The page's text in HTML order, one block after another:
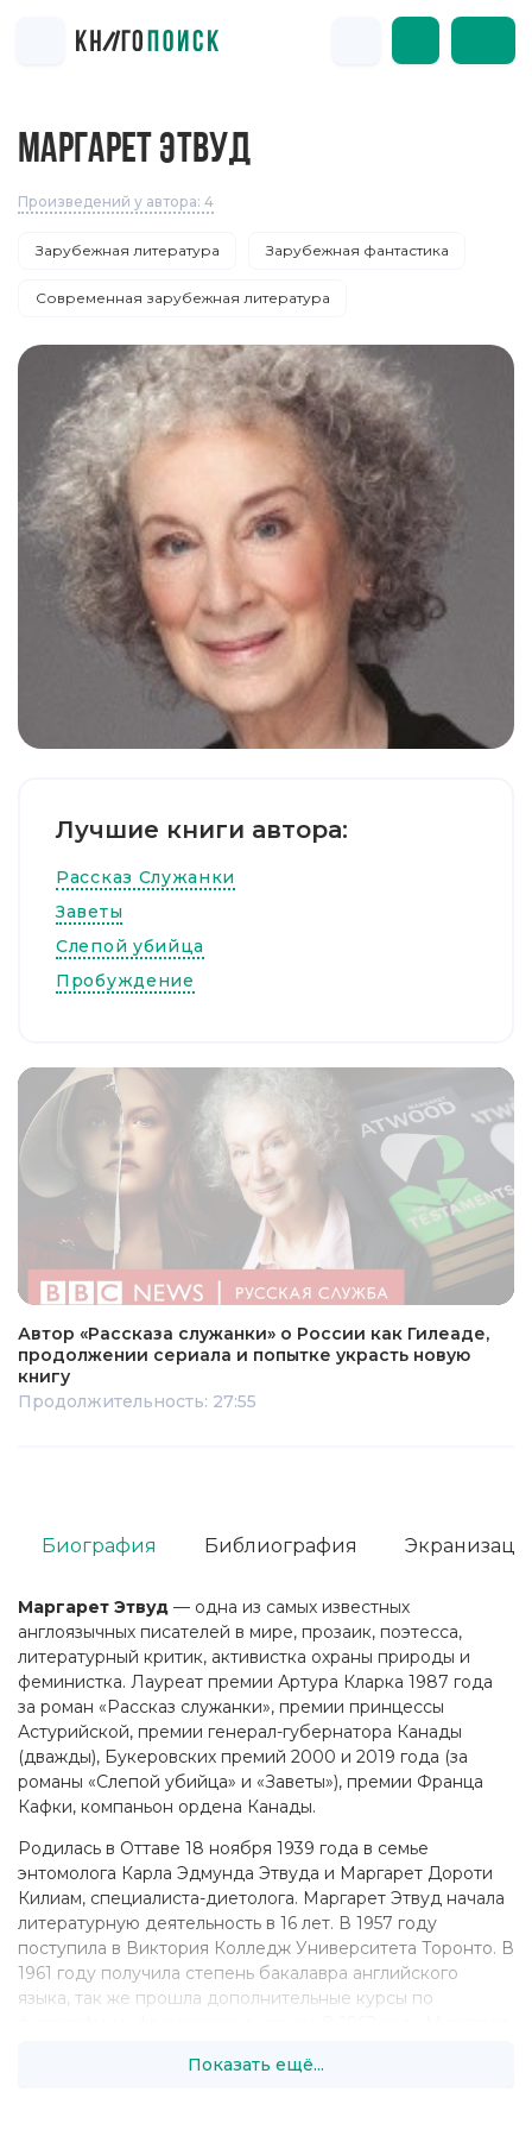
МАРГАРЕТ ЭТВУД
Произведений у автора: 4
Зарубежная литература Зарубежная фантастика
Современная зарубежная литература
Лучшие книги автора:
Рассказ Служанки
Заветы
Слепой убийца
Пробуждение
Автор «Рассказа служанки» о России как Гилеаде,
продолжении сериала и попытке украсть новую
книгу
Продолжительность: 27:55
Маргарет Этвуд — одна из самых известных
англоязычных писателей в мире, прозаик, поэтесса,
литературный критик, активистка охраны природы и
феминистка. Лауреат премии Артура Кларка 1987 года
за роман «Рассказ служанки», премии принцессы
Астурийской, премии генерал-губернатора Канады
(дважды), Букеровских премий 2000 и 2019 года (за
романы «Слепой убийца» и «Заветы»), премии Франца
Кафки, компаньон ордена Канады.
Родилась в Оттаве 18 ноября 1939 года в семье
энтомолога Карла Эдмунда Этвуда и Маргарет Дороти
Килиам, специалиста-диетолога. Маргарет Этвуд начала
литературную деятельность в 16 лет. В 1957 году
поступила в Виктория Колледж Университета Торонто. В
1961 году получила степень бакалавра английского
языка, так же прошла дополнительные курсы по
Гарвардского Университета в Массачусетсе. Она
Показать ещё...
Биография Библиография